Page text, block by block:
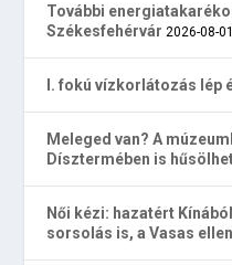
További
Székesfehérvár 2026-08-01
I. fokú vízkorlátozás lép
Meleged van? A
Dísztermében is
Női kézi: hazatért
sorsolás is, a Vasas